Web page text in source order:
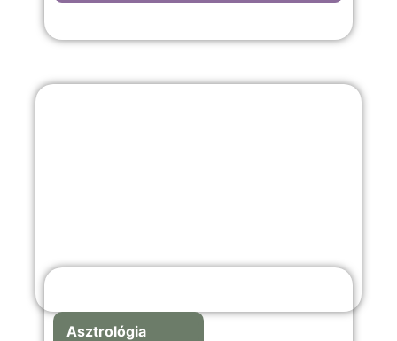
évfordulós örömteli pillanathoz megfelelő
Asztrológia